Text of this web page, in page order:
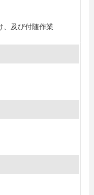
、及び付随作業